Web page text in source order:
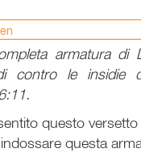
armatura di
contro le insidie
questo versetto
questa